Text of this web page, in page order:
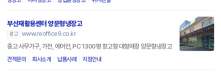
부산재활용센터 양문형냉장고
광고 www.reoffice9.co.kr
중고 사무가구, 가전, 에어컨, PC 1300평 창고형 대형매장 양문형냉장고
견적문의 회사소개 납품사례 지점안내